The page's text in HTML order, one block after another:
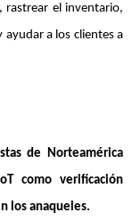
rastrear el inventario,
ayudar a los clientes a
de Norteamérica
como verificación
los anaqueles.